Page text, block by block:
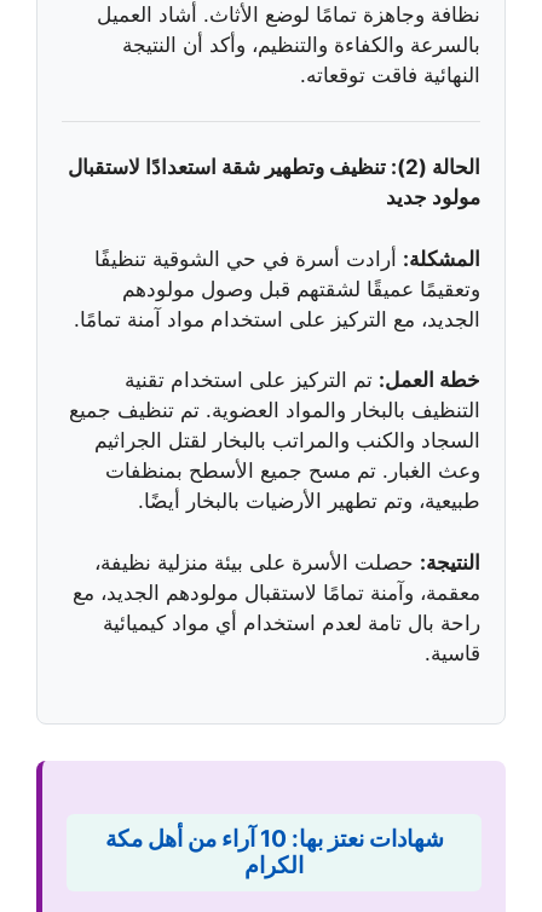
نظافة وجاهزة تمامًا لوضع الأثاث. أشاد العميل
بالسرعة والكفاءة والتنظيم، وأكد أن النتيجة
النهائية فاقت توقعاته.
الحالة (2): تنظيف وتطهير شقة استعدادًا لاستقبال
مولود جديد
المشكلة: أرادت أسرة في حي الشوقية تنظيفًا
وتعقيمًا عميقًا لشقتهم قبل وصول مولودهم
الجديد، مع التركيز على استخدام مواد آمنة تمامًا.
خطة العمل: تم التركيز على استخدام تقنية
التنظيف بالبخار والمواد العضوية. تم تنظيف جميع
السجاد والكنب والمراتب بالبخار لقتل الجراثيم
وعث الغبار. تم مسح جميع الأسطح بمنظفات
طبيعية، وتم تطهير الأرضيات بالبخار أيضًا.
النتيجة: حصلت الأسرة على بيئة منزلية نظيفة،
معقمة، وآمنة تمامًا لاستقبال مولودهم الجديد، مع
راحة بال تامة لعدم استخدام أي مواد كيميائية
قاسية.
شهادات نعتز بها: 10 آراء من أهل مكة
الكرام